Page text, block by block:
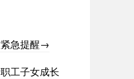
紧急提醒→
工子女成长